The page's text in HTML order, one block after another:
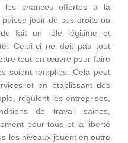
les chances offertes à la
jouir de ses droits ou
fait un rôle légitime et
Celui-ci ne doit pas tout
tout en œuvre pour faire
soient remplies. Cela peut
et en établissant des
régulent les entreprises,
de travail saines,
pour tous et la liberté
les niveaux jouent en outre